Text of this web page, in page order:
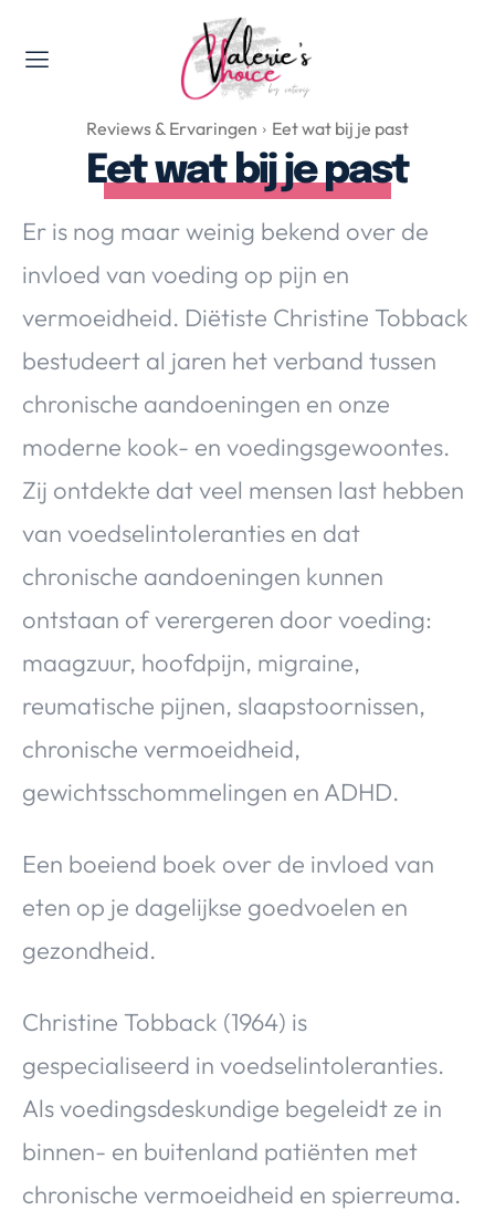
Valerie's Topics
Travel & Culture
Food & Drinks
Lifestyle, Sport & Duurzaamheid
Gadgets & Tech
Top 5 van Valerie
Health & Beauty
Nieuws & Media
Over Valerie
De Top 5
Contact
Food & Drinks Health & Beauty Gadgets
Travel
Reviews & Ervaringen Eet wat bij je past
Eet wat bij je past
Er is nog maar weinig bekend over de
invloed van voeding op pijn en
vermoeidheid. Diëtiste Christine Tobback
bestudeert al jaren het verband tussen
chronische aandoeningen en onze
moderne kook- en voedingsgewoontes.
Zij ontdekte dat veel mensen last hebben
van voedselintoleranties en dat
chronische aandoeningen kunnen
ontstaan of verergeren door voeding:
maagzuur, hoofdpijn, migraine,
reumatische pijnen, slaapstoornissen,
chronische vermoeidheid,
gewichtsschommelingen en ADHD.
Een boeiend boek over de invloed van
eten op je dagelijkse goedvoelen en
gezondheid.
Christine Tobback (1964) is
gespecialiseerd in voedselintoleranties.
Als voedingsdeskundige begeleidt ze in
binnen- en buitenland patiënten met
chronische vermoeidheid en spierreuma.